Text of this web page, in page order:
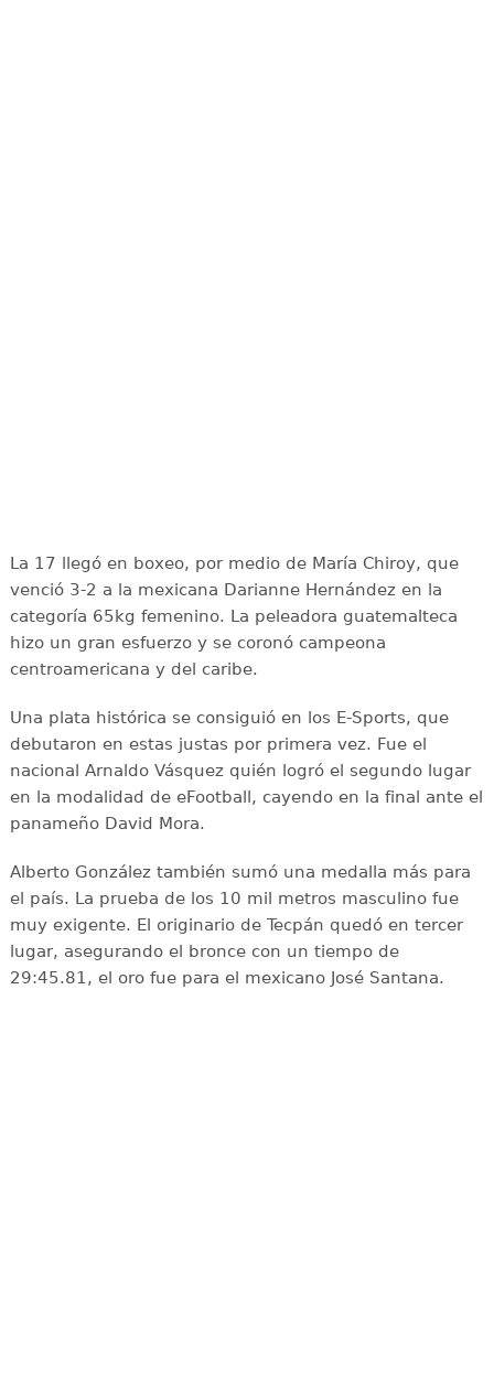
La 17 llegó en boxeo, por medio de María Chiroy, que
venció 3-2 a la mexicana Darianne Hernández en la
categoría 65kg femenino. La peleadora guatemalteca
hizo un gran esfuerzo y se coronó campeona
centroamericana y del caribe.
Una plata histórica se consiguió en los E-Sports, que
debutaron en estas justas por primera vez. Fue el
nacional Arnaldo Vásquez quién logró el segundo lugar
en la modalidad de eFootball, cayendo en la final ante el
panameño David Mora.
Alberto González también sumó una medalla más para
el país. La prueba de los 10 mil metros masculino fue
muy exigente. El originario de Tecpán quedó en tercer
lugar, asegurando el bronce con un tiempo de
29:45.81, el oro fue para el mexicano José Santana.